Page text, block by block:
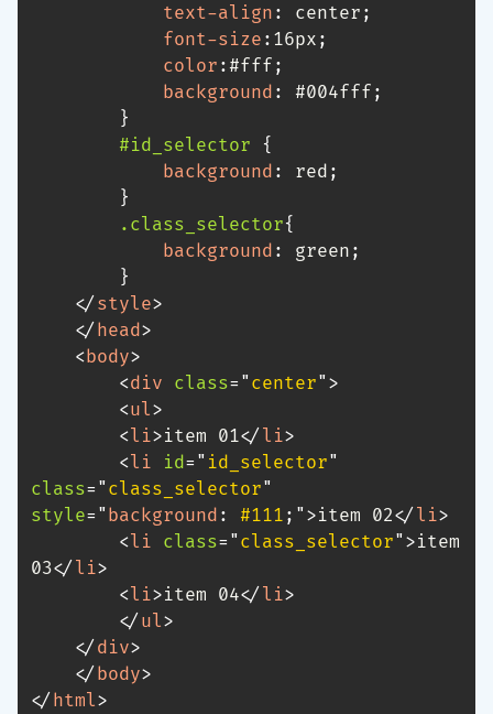
text-align : center ;
font-size : 16px ;
color :#fff ;
background : #004fff ;
}
#id_selector
{
background : red ;
}
.class_selector{
background : green ;
}
</ style>
</ head>
<body>
<div class= " center" >
<ul>
<li>item 01</ li>
<li id= " id_selector"
class= " class_selector"
style= " background : #111 ; " >item 02</ li>
<li class= " class_selector" >item
03</ li>
<li>item 04</ li>
</ ul>
</ div>
</ body>
</ html>